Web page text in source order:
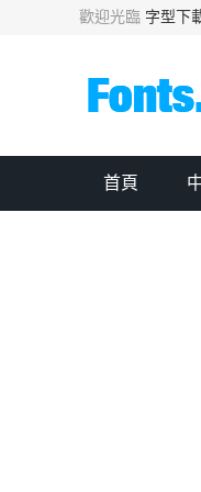
歡迎光臨 字型下
首頁